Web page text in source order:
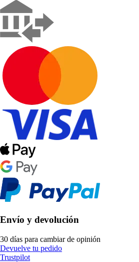
Envío y devolución
30 días para cambiar de opinión
Devuelve tu pedido
Trustpilot